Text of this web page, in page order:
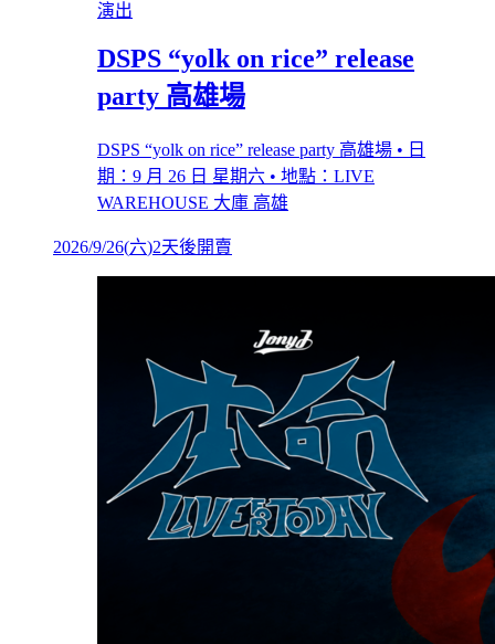
演出
DSPS “yolk on rice” release
party 高雄場
DSPS “yolk on rice” release party 高雄場 • 日
期：9 月 26 日 星期六 • 地點：LIVE
WAREHOUSE 大庫 高雄
2026/9/26(六)2天後開賣